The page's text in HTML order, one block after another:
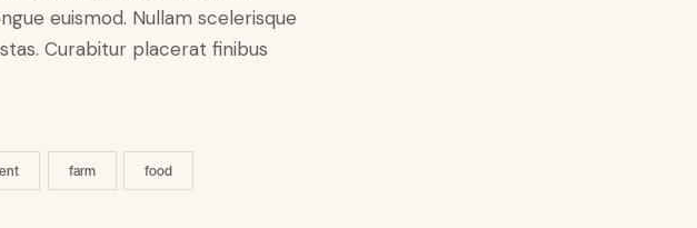
euismod. Nullam scelerisque
Curabitur placerat finibus
farm food